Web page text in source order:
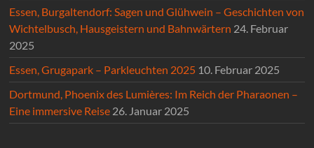
Essen, Burgaltendorf: Sagen und Glühwein – Geschichten von
Wichtelbusch, Hausgeistern und Bahnwärtern 24. Februar
2025
Essen, Grugapark – Parkleuchten 2025 10. Februar 2025
Dortmund, Phoenix des Lumières: Im Reich der Pharaonen –
Eine immersive Reise 26. Januar 2025